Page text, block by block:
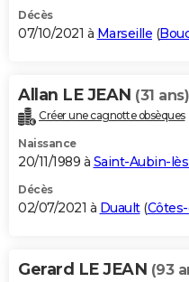
Décès
07/10/2021 à Marseille (
Allan LE JEAN (31 ans)
Créer une cagnotte obsèques
Naissance
20/11/1989 à Saint-Aubin-
Décès
02/07/2021 à Duault(
Gerard LE JEAN (93